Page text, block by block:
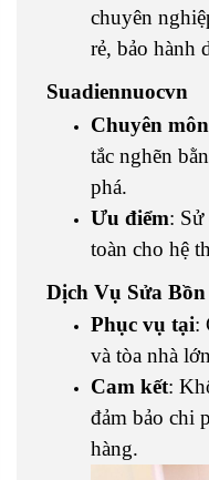
chuyên
rẻ, bảo hành
Suadiennuocvn
Chuyên môn
tắc nghẽn
phá.
Ưu điểm:
toàn cho hệ
Dịch Vụ Sửa
Phục vụ tại:
và tòa nhà
Cam kết:
đảm bảo chi
hàng.